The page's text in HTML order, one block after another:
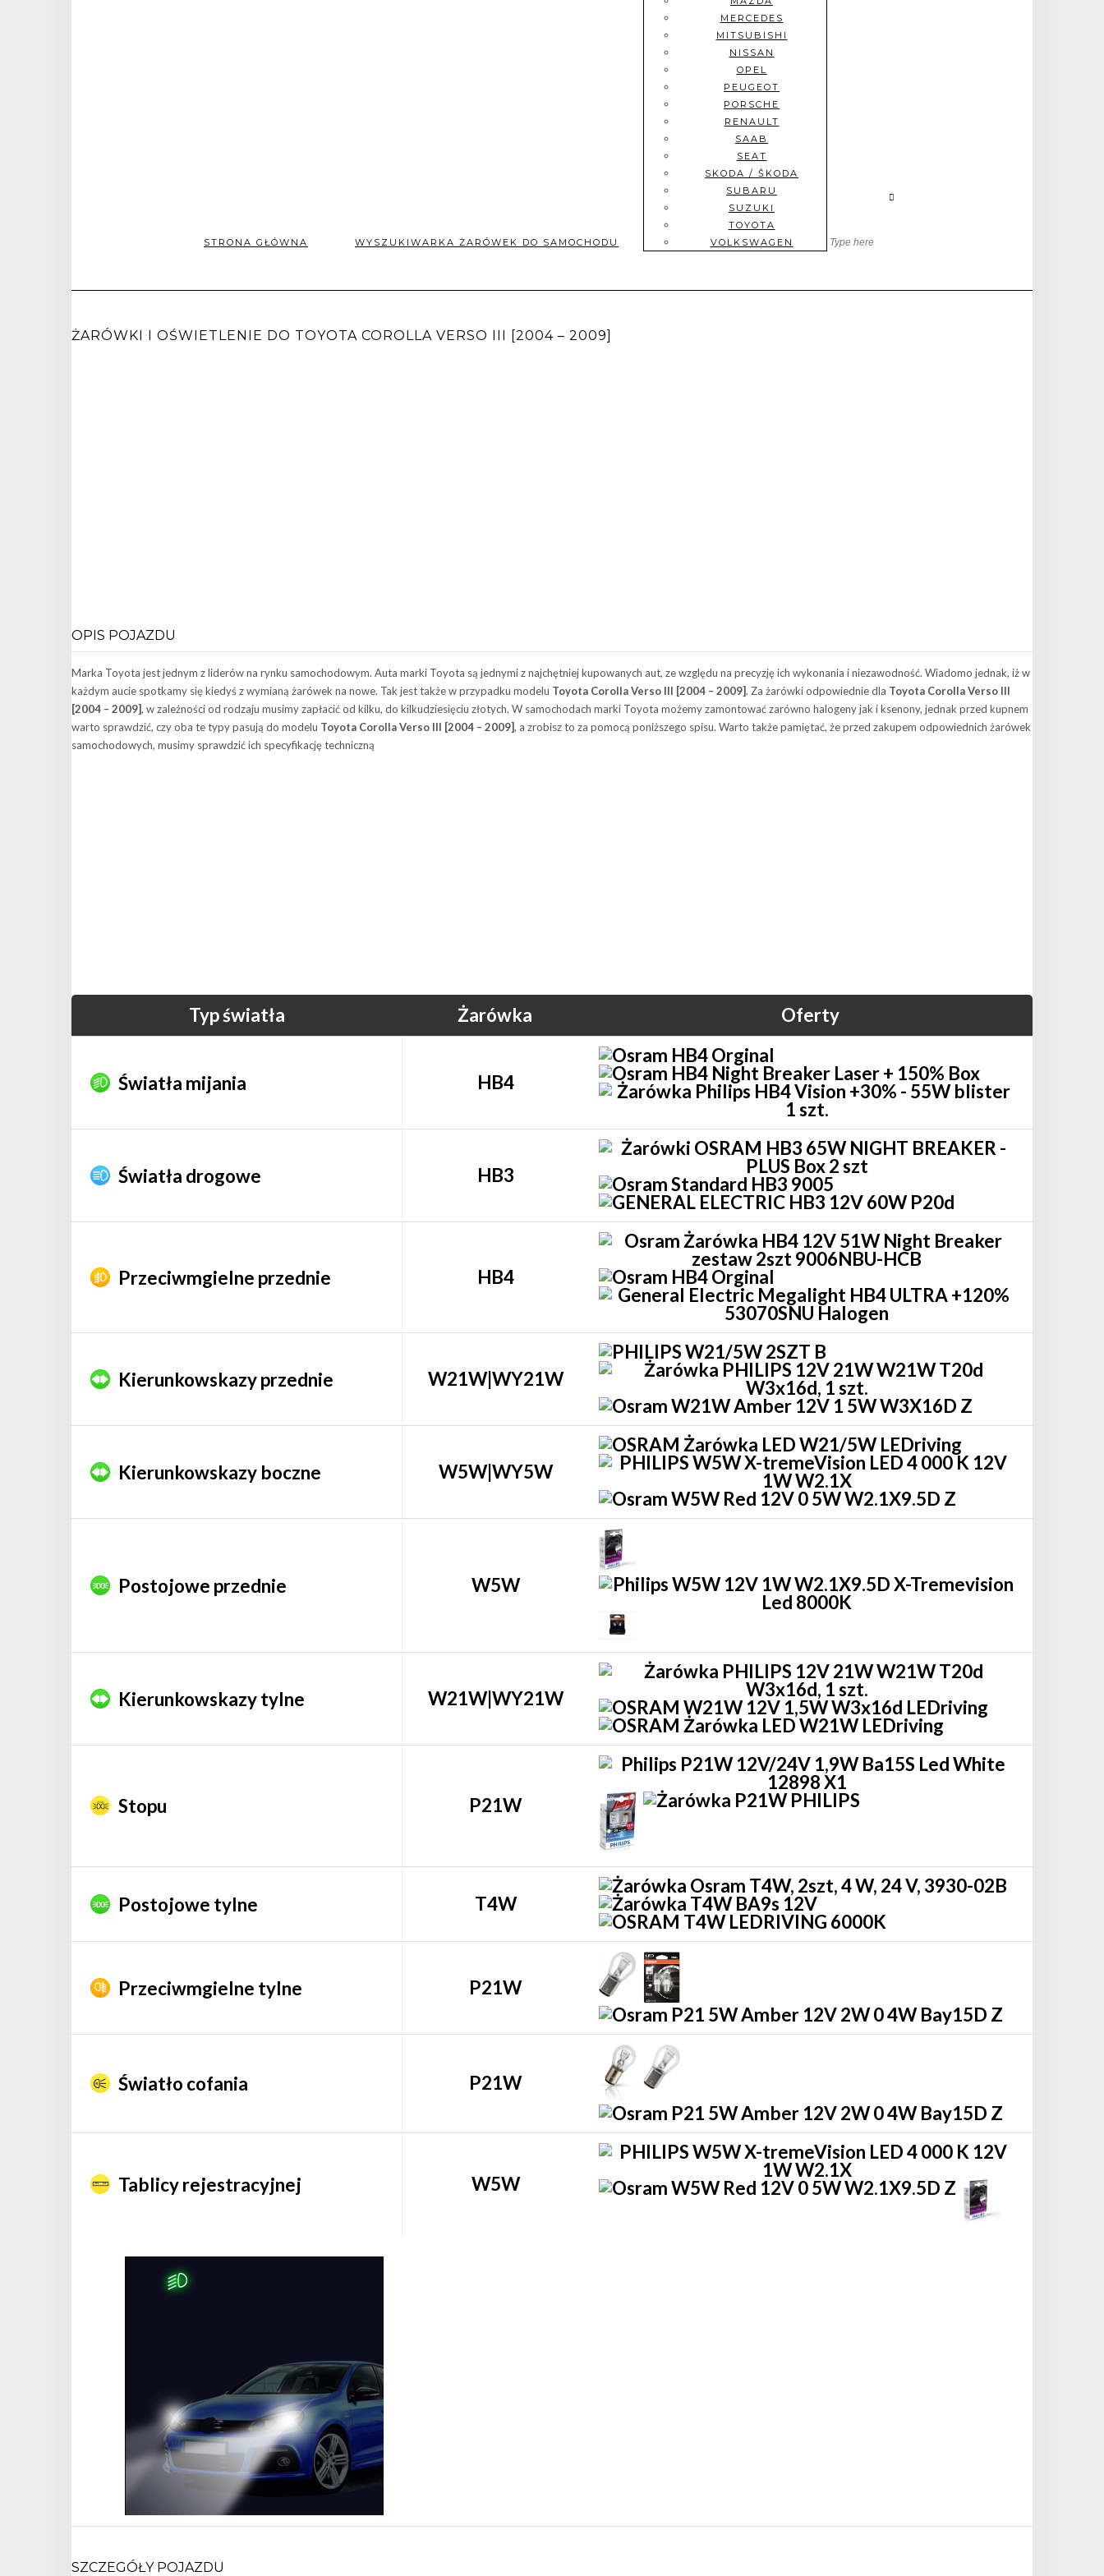
STRONA GŁÓWNA WYSZUKIWARKA ŻARÓWEK DO SAMOCHODU
MERCEDES
MITSUBISHI
NISSAN
OPEL
PEUGEOT
PORSCHE
RENAULT
SAAB
SEAT
SKODA / ŠKODA
SUBARU
SUZUKI
TOYOTA
VOLKSWAGEN
ŻARÓWKI I OŚWIETLENIE DO TOYOTA COROLLA VERSO III [2004 – 2009]
OPIS POJAZDU
Marka Toyota jest jednym z liderów na rynku samochodowym. Auta marki Toyota są jednymi z najchętniej kupowanych aut, ze względu na precyzję ich wykonania i niezawodność. Wiadomo jednak, iż w
każdym aucie spotkamy się kiedyś z wymianą żarówek na nowe. Tak jest także w przypadku modelu Toyota Corolla Verso III [2004 – 2009]. Za żarówki odpowiednie dla Toyota Corolla Verso III
[2004 – 2009], w zależności od rodzaju musimy zapłacić od kilku, do kilkudziesięciu złotych. W samochodach marki Toyota możemy zamontować zarówno halogeny jak i ksenony, jednak przed kupnem
warto sprawdzić, czy oba te typy pasują do modelu Toyota Corolla Verso III [2004 – 2009], a zrobisz to za pomocą poniższego spisu. Warto także pamiętać, że przed zakupem odpowiednich żarówek
samochodowych, musimy sprawdzić ich specyfikację techniczną
Typ światła Żarówka Oferty
Światła mijania HB4
Światła drogowe HB3
Przeciwmgielne przednie HB4
Kierunkowskazy przednie W21W|WY21W
Kierunkowskazy boczne W5W|WY5W
Postojowe przednie W5W
Kierunkowskazy tylne W21W|WY21W
Stopu P21W
Postojowe tylne T4W
Przeciwmgielne tylne P21W
Światło cofania P21W
Tablicy rejestracyjnej W5W
SZCZEGÓŁY POJAZDU